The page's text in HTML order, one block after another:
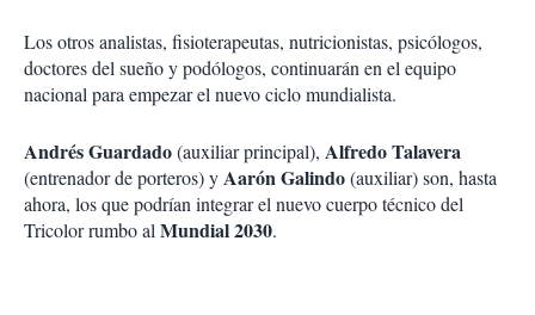
Los otros analistas, fisioterapeutas, nutricionistas, psicólogos,
doctores del sueño y podólogos, continuarán en el equipo
nacional para empezar el nuevo ciclo mundialista.
Andrés Guardado(auxiliar principal), Alfredo Talavera
(entrenador de porteros) yAarón Galindo(auxiliar) son, hasta
ahora, los que podrían integrar el nuevo cuerpo técnico del
Tricolor rumbo alMundial 2030.